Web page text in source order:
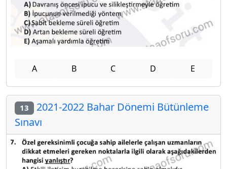
A B C D E
13 2021-2022 Bahar Dönemi Bütünleme
Sınavı